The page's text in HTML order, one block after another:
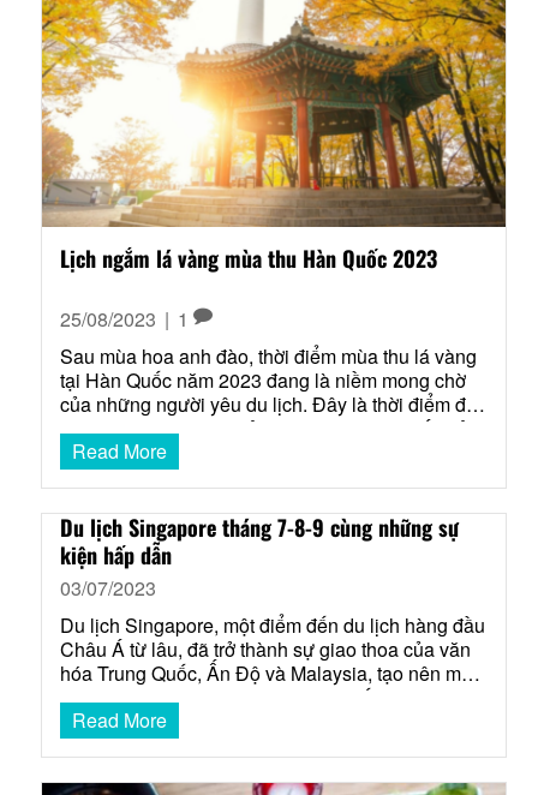
Lịch ngắm lá vàng mùa thu Hàn Quốc 2023
25/08/2023 | 1
Sau mùa hoa anh đào, thời điểm mùa thu lá vàng
tại Hàn Quốc năm 2023 đang là niềm mong chờ
của những người yêu du lịch. Đây là thời điểm để
hòa mình vào khung cảnh ngập tràn màu sắc đỏ
và vàng của những chiếc lá thay áo. Sự biến đổi
của khu…
Read More
Du lịch Singapore tháng 7-8-9 cùng những sự
kiện hấp dẫn
03/07/2023
Du lịch Singapore, một điểm đến du lịch hàng đầu
Châu Á từ lâu, đã trở thành sự giao thoa của văn
hóa Trung Quốc, Ấn Độ và Malaysia, tạo nên một
sự độc đáo. Với những công trình kiến trúc đẹp,
khu vui chơi giải trí hàng đầu châu Á và trung tâm
mua…
Read More